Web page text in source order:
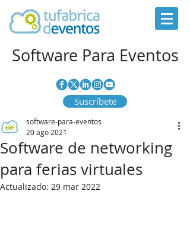
Software Para Eventos
Suscríbete
Software de networking
para ferias virtuales
software-para-eventos
20 ago 2021
Actualizado: 29 mar 2022